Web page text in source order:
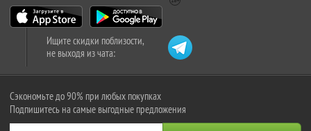
Ищите скидки поблизости,
не выходя из чата:
Сэкономьте до 90% при любых покупках
Подпишитесь на самые выгодные предложения